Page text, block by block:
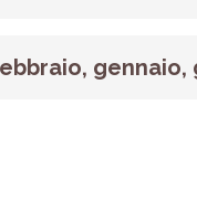
gennaio,